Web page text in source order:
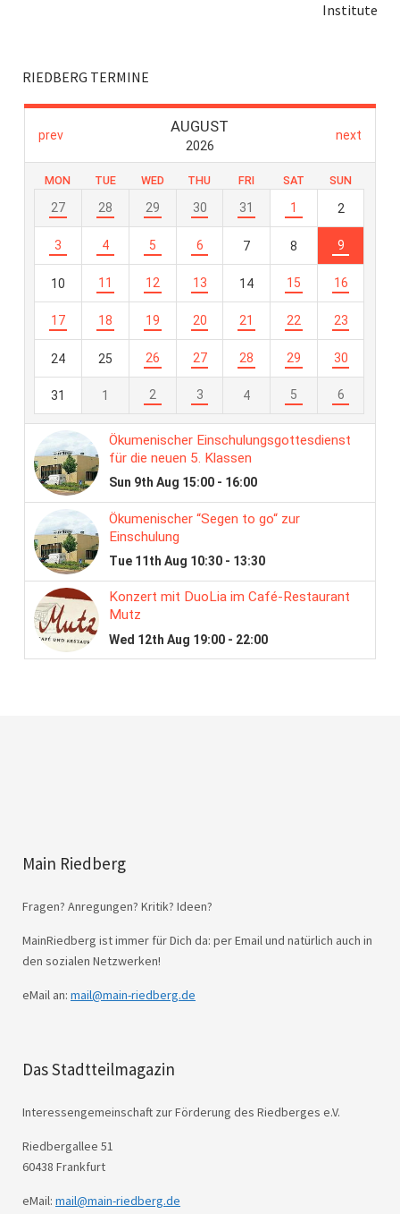
Institute
RIEDBERG TERMINE
Main Riedberg
Fragen? Anregungen? Kritik? Ideen?
MainRiedberg ist immer für Dich da: per Email und natürlich auch in
den sozialen Netzwerken!
eMail an: mail@main-riedberg.de
Das Stadtteilmagazin
Interessengemeinschaft zur Förderung des Riedberges e.V.
Riedbergallee 51
60438 Frankfurt
eMail: mail@main-riedberg.de